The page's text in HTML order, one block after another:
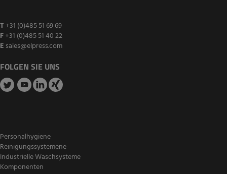
T +31 (0)485 51 69 69
F+31 (0)485 51 40 22
E sales@elpress.com
FOLGEN SIE UNS
Personalhygiene
Reinigungssystemene
Industrielle Waschsysteme
Komponenten